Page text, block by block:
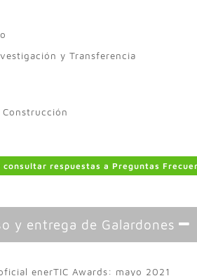
y Transferencia
consultar respuestas a Preguntas
y entrega de Galardones
enerTIC Awards: mayo 2021